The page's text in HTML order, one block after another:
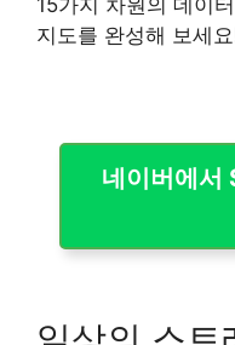
15가지 차원의 데이
지도를 완성해 보세
네이버에서